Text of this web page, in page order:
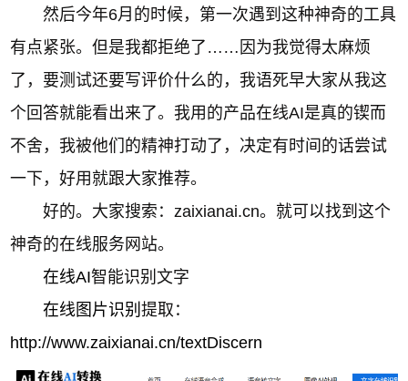
然后今年6月的时候，第一次遇到这种神奇的工具
有点紧张。但是我都拒绝了……因为我觉得太麻烦
了，要测试还要写评价什么的，我语死早大家从我这
个回答就能看出来了。我用的产品在线AI是真的锲而
不舍，我被他们的精神打动了，决定有时间的话尝试
一下，好用就跟大家推荐。
好的。大家搜索：zaixianai.cn。就可以找到这个
神奇的在线服务网站。
在线AI智能识别文字
在线图片识别提取：
http://www.zaixianai.cn/textDiscern